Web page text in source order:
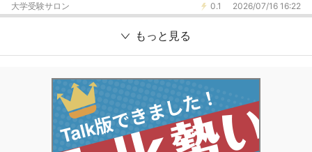
0.1 2026/07/16 16:22
大学受験サロン
もっと見る